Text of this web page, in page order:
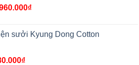
₫
sưởi Kyung Dong Cotton
₫